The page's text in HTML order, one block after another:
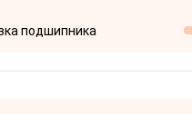
подшипника